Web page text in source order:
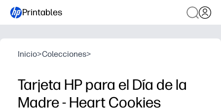
Printables
Inicio>Colecciones>
Tarjeta HP para el Día de la
Madre - Heart Cookies